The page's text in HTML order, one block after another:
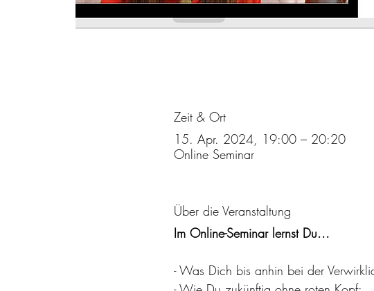
Zeit & Ort
15. Apr. 2024, 19:00 – 20:20
Online Seminar
Über die Veranstaltung
Im Online-Seminar lernst Du...
- Was Dich bis anhin bei der